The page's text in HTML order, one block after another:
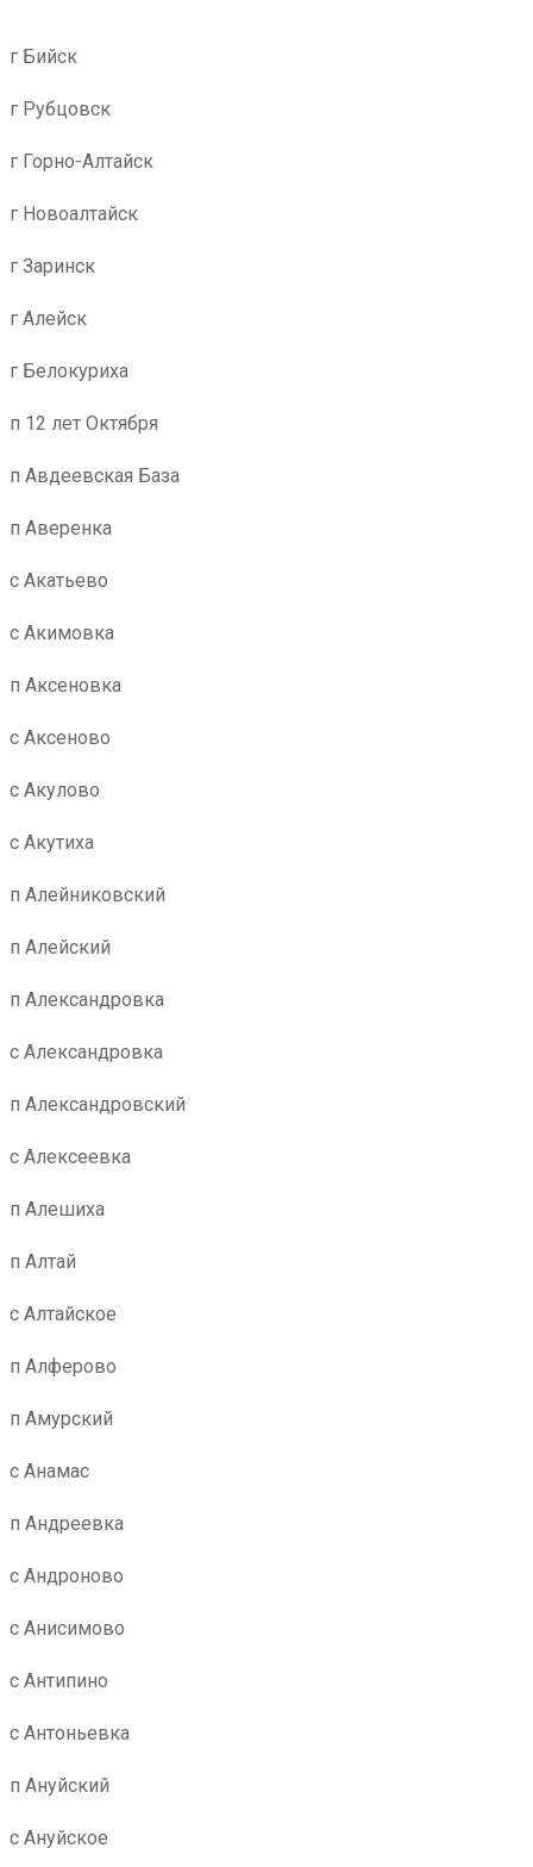
г Бийск
г Рубцовск
г Горно-Алтайск
г Новоалтайск
г Заринск
г Алейск
г Белокуриха
п 12 лет Октября
п Авдеевская База
п Аверенка
с Акатьево
с Акимовка
п Аксеновка
с Аксеново
с Акулово
с Акутиха
п Алейниковский
п Алейский
п Александровка
с Александровка
п Александровский
с Алексеевка
п Алешиха
п Алтай
с Алтайское
п Алферово
п Амурский
с Анамас
п Андреевка
с Андроново
с Анисимово
с Антипино
с Антоньевка
п Ануйский
с Ануйское